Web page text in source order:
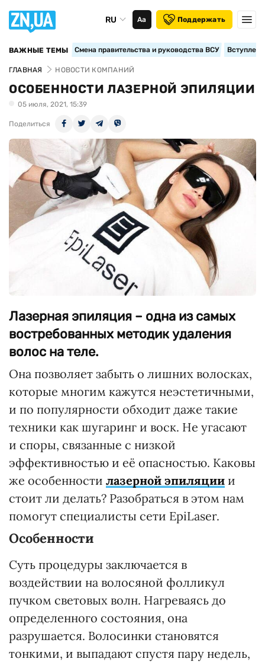
RU Аа Поддержать
ВАЖНЫЕ ТЕМЫ Смена правительства и руководства ВСУ
ГЛАВНАЯ НОВОСТИ КОМПАНИЙ
ОСОБЕННОСТИ ЛАЗЕРНОЙ ЭПИЛЯЦИИ
05 июля, 2021, 15:39
Поделиться
Лазерная эпиляция – одна из самых
востребованных методик удаления
волос на теле.
Она позволяет забыть о лишних волосках,
которые многим кажутся неэстетичными,
и по популярности обходит даже такие
техники как шугаринг и воск. Не угасают
и споры, связанные с низкой
эффективностью и её опасностью. Каковы
же особенности лазерной эпиляции и
стоит ли делать? Разобраться в этом нам
помогут специалисты сети EpiLaser.
Особенности
Суть процедуры заключается в
воздействии на волосяной фолликул
пучком световых волн. Нагреваясь до
определенного состояния, она
разрушается. Волосинки становятся
тонкими, и выпадают спустя пару недель,